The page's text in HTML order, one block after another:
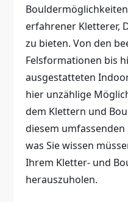
erfahrener Kletterer,
zu bieten. Von den
Felsformationen bis
ausgestatteten
hier unzählige
dem Klettern und
diesem umfassenden
was Sie wissen
Ihrem Kletter- und
herauszuholen.